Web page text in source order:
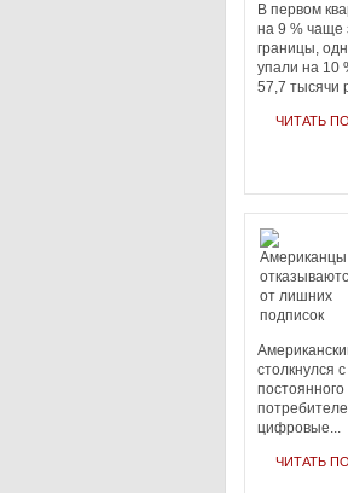
В первом
на 9 % чаще
границы,
упали на 10
57,7 тысячи
ЧИТАТЬ
столкнулся
цифровые...
ЧИТАТЬ